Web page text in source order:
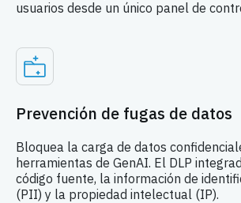
usuarios desde un único panel de
Prevención de fugas de datos
Bloquea la carga de datos
herramientas de GenAI. El DLP
código fuente, la información de
(PII) y la propiedad intelectual (IP).